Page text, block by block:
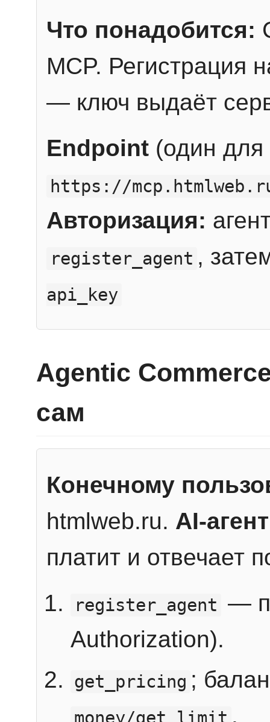
Что понадобится:
MCP. Регистрация
— ключ выдаёт
Endpoint (один для
https://
Авторизация:
register_agent ,
api_key
Agentic
сам
Конечному
htmlweb.ru. AI-агент
платит и отвечает
register_agent —
Authorization).
get_pricing ;
.